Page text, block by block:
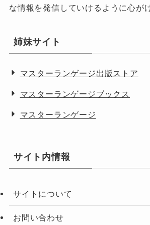
な情報を発信していけるように心が
姉妹サイト
マスターランゲージ出版ストア
マスターランゲージブックス
マスターランゲージ
サイト内情報
サイトについて
お問い合わせ